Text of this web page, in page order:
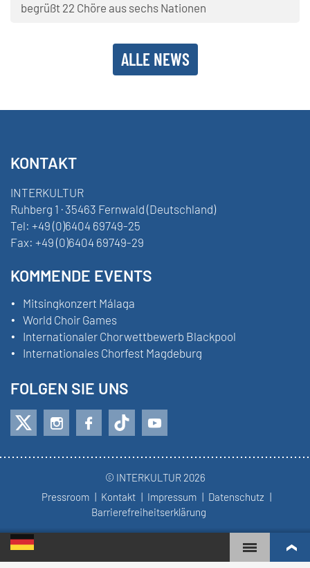
begrüßt 22 Chöre aus sechs Nationen
ALLE NEWS
KONTAKT
INTERKULTUR
Ruhberg 1 · 35463 Fernwald (Deutschland)
Tel: +49 (0)6404 69749-25
Fax: +49 (0)6404 69749-29
KOMMENDE EVENTS
Mitsingkonzert Málaga
World Choir Games
Internationaler Chorwettbewerb Blackpool
Internationales Chorfest Magdeburg
FOLGEN SIE UNS
© INTERKULTUR 2026
Pressroom
Kontakt Impressum
Datenschutz
Barrierefreiheitserklärung
WORLD CHOIR GAMES